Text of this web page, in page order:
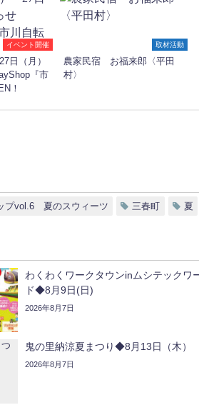
イベント開催
日（月）
『市
！
取材活動
農家民宿 お福来郎〈平田
村〉
プvol.6 夏のスウィーツ 三春町 夏
わくわくワークタウンinムシテックワ
ド◆8月9日(日)
2026年8月7日
鬼の里納涼夏まつり◆8月13日（木）
2026年8月7日